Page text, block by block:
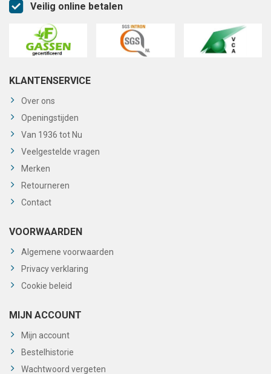
Veilig online betalen
KLANTENSERVICE
Over ons
Openingstijden
Van 1936 tot Nu
Veelgestelde vragen
Merken
Retourneren
Contact
VOORWAARDEN
Algemene voorwaarden
Privacy verklaring
Cookie beleid
MIJN ACCOUNT
Mijn account
Bestelhistorie
Wachtwoord vergeten